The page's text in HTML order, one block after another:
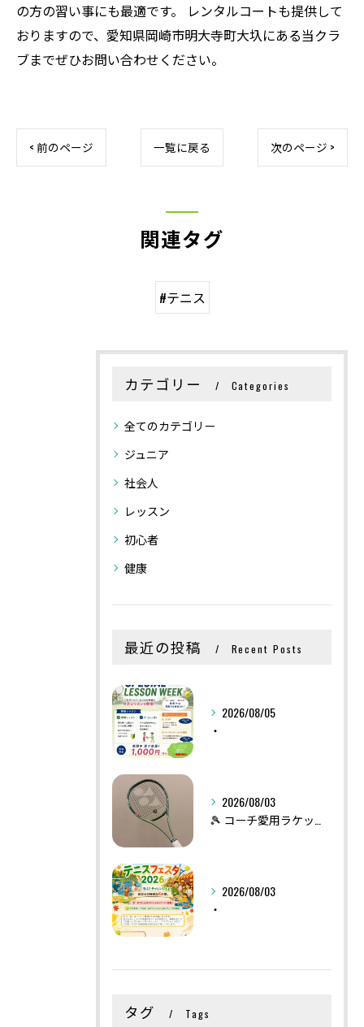
の方の習い事にも最適です。 レンタルコートも提供して
おりますので、愛知県岡崎市明大寺町大圦にある当クラ
ブまでぜひお問い合わせください。
< 前のページ 一覧に戻る 次のページ >
関連タグ
#テニス
カテゴリー Categories
全てのカテゴリー
ジュニア
社会人
レッスン
初心者
健康
最近の投稿 Recent Posts
2026/08/05
・
2026/08/03
2026/08/03
・
タグ Tags